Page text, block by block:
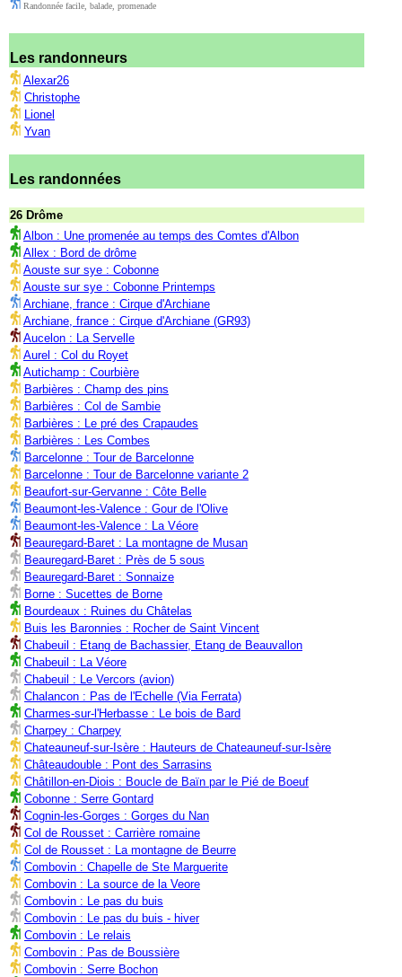
Randonnée facile, balade, promenade
Les randonneurs
Alexar26
Christophe
Lionel
Yvan
Les randonnées
26 Drôme
Albon : Une promenée au temps des Comtes d'Albon
Allex : Bord de drôme
Aouste sur sye : Cobonne
Aouste sur sye : Cobonne Printemps
Archiane, france : Cirque d'Archiane
Archiane, france : Cirque d'Archiane (GR93)
Aucelon : La Servelle
Aurel : Col du Royet
Autichamp : Courbière
Barbières : Champ des pins
Barbières : Col de Sambie
Barbières : Le pré des Crapaudes
Barbières : Les Combes
Barcelonne : Tour de Barcelonne
Barcelonne : Tour de Barcelonne variante 2
Beaufort-sur-Gervanne : Côte Belle
Beaumont-les-Valence : Gour de l'Olive
Beaumont-les-Valence : La Véore
Beauregard-Baret : La montagne de Musan
Beauregard-Baret : Près de 5 sous
Beauregard-Baret : Sonnaize
Borne : Sucettes de Borne
Bourdeaux : Ruines du Châtelas
Buis les Baronnies : Rocher de Saint Vincent
Chabeuil : Etang de Bachassier, Etang de Beauvallon
Chabeuil : La Véore
Chabeuil : Le Vercors (avion)
Chalancon : Pas de l'Echelle (Via Ferrata)
Charmes-sur-l'Herbasse : Le bois de Bard
Charpey : Charpey
Chateauneuf-sur-Isère : Hauteurs de Chateauneuf-sur-Isère
Châteaudouble : Pont des Sarrasins
Châtillon-en-Diois : Boucle de Baïn par le Pié de Boeuf
Cobonne : Serre Gontard
Cognin-les-Gorges : Gorges du Nan
Col de Rousset : Carrière romaine
Col de Rousset : La montagne de Beurre
Combovin : Chapelle de Ste Marguerite
Combovin : La source de la Veore
Combovin : Le pas du buis
Combovin : Le pas du buis - hiver
Combovin : Le relais
Combovin : Pas de Boussière
Combovin : Serre Bochon